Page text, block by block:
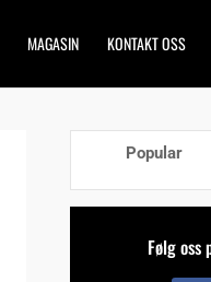
MAGASIN KONTAKT OSS
Popular
Følg oss